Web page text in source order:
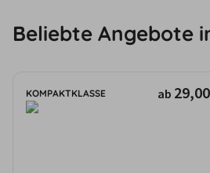
Beliebte Angebote
KOMPAKTKLASSE ab